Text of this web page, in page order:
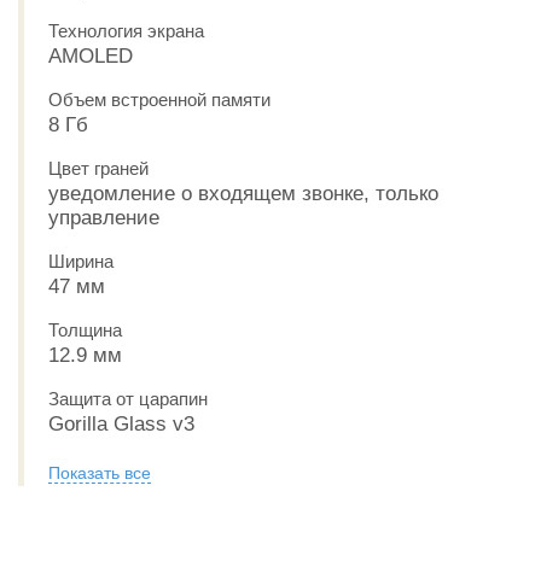
Технология экрана
AMOLED
Объем встроенной памяти
8 Гб
Цвет граней
уведомление о входящем звонке, только
управление
Ширина
47 мм
Толщина
12.9 мм
Защита от царапин
Gorilla Glass v3
Показать все